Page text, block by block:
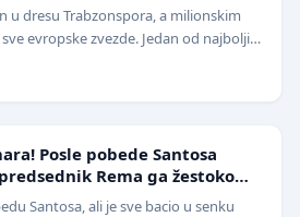
u dresu Trabzonspora, a milionskim
evropske zvezde. Jedan od najboljih
Posle pobede Santosa
Rema ga žestoko
i klovn!" (VIDEO)
Santosa, ali je sve bacio u senku